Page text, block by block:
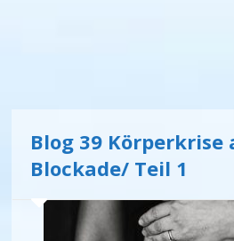
Blog 39
Blockade/ Teil 1